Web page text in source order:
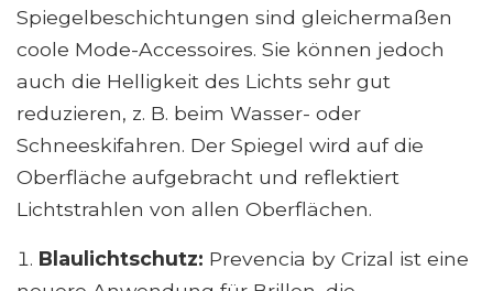
Spiegelbeschichtungen sind gleichermaßen
coole Mode-Accessoires. Sie können jedoch
auch die Helligkeit des Lichts sehr gut
reduzieren, z. B. beim Wasser- oder
Schneeskifahren. Der Spiegel wird auf die
Oberfläche aufgebracht und reflektiert
Lichtstrahlen von allen Oberflächen.
Blaulichtschutz: Prevencia by Crizal ist eine